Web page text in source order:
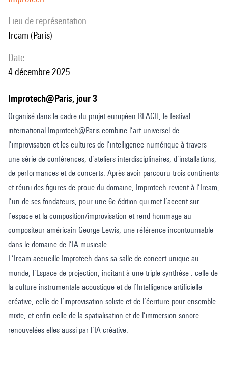
Lieu de représentation
Ircam (Paris)
date
4 décembre 2025
Improtech@Paris, jour 3
Organisé dans le cadre du projet européen REACH, le festival
international Improtech@Paris combine l’art universel de
l’improvisation et les cultures de l’intelligence numérique à travers
une série de conférences, d’ateliers interdisciplinaires, d’installations,
de performances et de concerts. Après avoir parcouru trois continents
et réuni des figures de proue du domaine, Improtech revient à l’Ircam,
l’un de ses fondateurs, pour une 6e édition qui met l’accent sur
l’espace et la composition/improvisation et rend hommage au
compositeur américain George Lewis, une référence incontournable
dans le domaine de l’IA musicale.
L’Ircam accueille Improtech dans sa salle de concert unique au
monde, l’Espace de projection, incitant à une triple synthèse : celle de
la culture instrumentale acoustique et de l’Intelligence artificielle
créative, celle de l’improvisation soliste et de l’écriture pour ensemble
mixte, et enfin celle de la spatialisation et de l’immersion sonore
renouvelées elles aussi par l’IA créative.